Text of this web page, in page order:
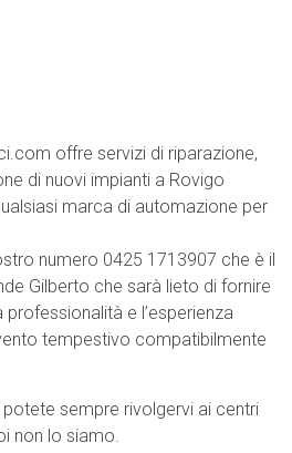
offre servizi di riparazione,
di nuovi impianti a Rovigo
marca di automazione per
numero 0425 1713907 che è il
Gilberto che sarà lieto di fornire
e l’esperienza
tempestivo compatibilmente
potete sempre rivolgervi ai centri
non lo siamo.